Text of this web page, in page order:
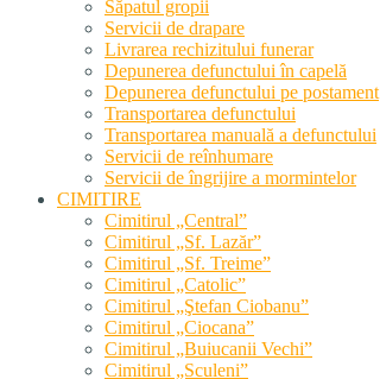
Săpatul gropii
Servicii de drapare
Livrarea rechizitului funerar
Depunerea defunctului în capelă
Depunerea defunctului pe postament
Transportarea defunctului
Transportarea manuală a defunctului
Servicii de reînhumare
Servicii de îngrijire a mormintelor
CIMITIRE
Cimitirul „Central”
Cimitirul „Sf. Lazăr”
Cimitirul „Sf. Treime”
Cimitirul „Catolic”
Cimitirul „Ştefan Ciobanu”
Cimitirul „Ciocana”
Cimitirul „Buiucanii Vechi”
Cimitirul „Sculeni”